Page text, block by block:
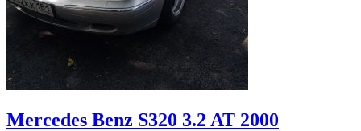
Mercedes Benz S320 3.2 AT 2000